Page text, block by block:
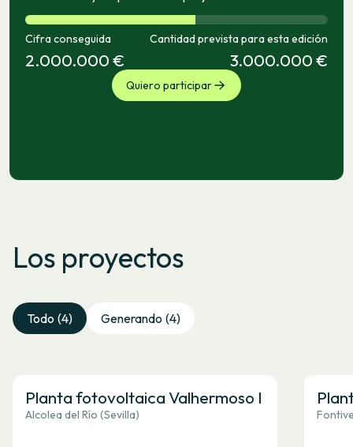
Cifra conseguida
2.000.000 €
Cantidad prevista para esta edición
3.000.000 €
Quiero participar
Los proyectos
Todo (4) Generando (4)
Planta fotovoltaica Valhermoso I
Alcolea del Río (Sevilla)